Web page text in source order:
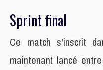
Sprint final
Ce match s'inscrit
maintenant lancé